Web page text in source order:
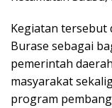
Kegiatan tersebut
Burase sebagai
pemerintah
masyarakat
program